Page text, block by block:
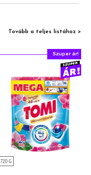
Tovább a teljes listához >
Szuper ár!
720 G